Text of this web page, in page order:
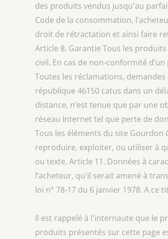
des produits vendus jusqu'au
Code de la consommation,
droit de rétractation et ainsi faire
Article 8. Garantie Tous les
civil. En cas de non-conformité
Toutes les réclamations,
république 46150 catus dans un
distance, n’est tenue que par une
réseau Internet tel que perte de
Tous les éléments du site Gourdon
reproduire, exploiter, ou utiliser à
ou texte. Article 11. Données à
l’acheteur, qu'il serait amené à
loi n° 78-17 du 6 janvier 1978. A
Il est rappelé à l'internaute que le
produits présentés sur cette page